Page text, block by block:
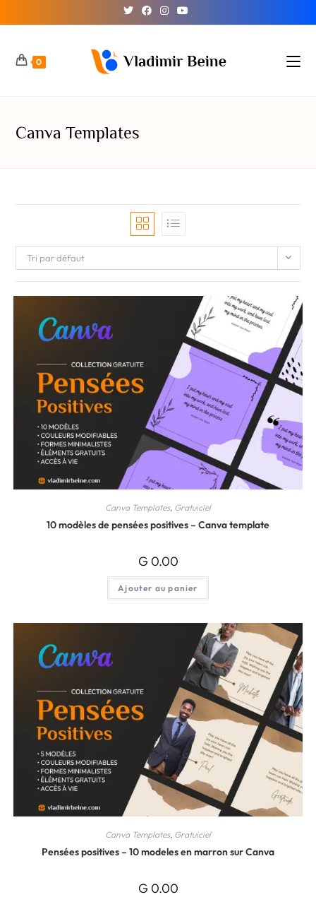
0
Canva Templates
Tri par défaut
Canva Templates, Gratuiciel
10 modèles de pensées positives – Canva template
G 0.00
Ajouter au panier
Canva Templates, Gratuiciel
Pensées positives – 10 modeles en marron sur Canva
G 0.00